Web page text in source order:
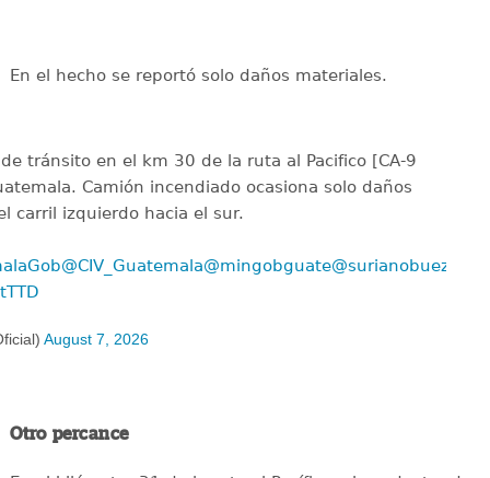
En el hecho se reportó solo daños materiales.
tránsito en el km 30 de la ruta al Pacifico [CA-9
Camión incendiado ocasiona solo daños
carril izquierdo hacia el sur.
@CIV_Guatemala@mingobguate@surianobuezo
August 7, 2026
Otro percance